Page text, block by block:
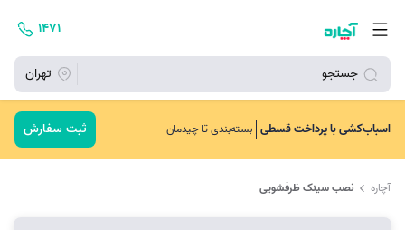
جستجو تهران
۱۴۷۱
اسباب‌کشی با پرداخت قسطی بسته‌بندی تا چیدمان ثبت سفارش
آچاره نصب سینک ظرفشویی